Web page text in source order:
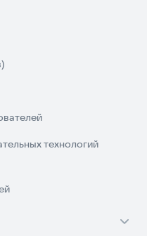
технологий